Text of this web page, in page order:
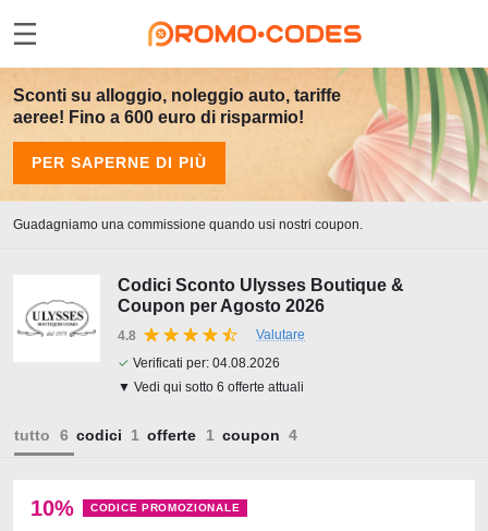
Sconti su alloggio, noleggio auto, tariffe
aeree! Fino a 600 euro di risparmio!
PER SAPERNE DI PIÙ
Guadagniamo una commissione quando usi nostri coupon.
Codici Sconto Ulysses Boutique &
Coupon per Agosto 2026
4.8
Valutare
✓ Verificati per: 04.08.2026
▼ Vedi qui sotto 6 offerte attuali
tutto codici offerte coupon
10% CODICE PROMOZIONALE